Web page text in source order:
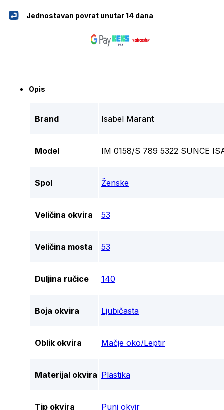
Jednostavan povrat unutar 14 dana
Opis
Brand Isabel Marant
Model IM 0158/S 789 5322 SUNCE
Spol Ženske
Veličina okvira 53
Veličina mosta 53
Duljina ručice 140
Boja okvira Ljubičasta
Oblik okvira Mačje oko/Leptir
Materijal okvira Plastika
Tip okvira Puni okvir